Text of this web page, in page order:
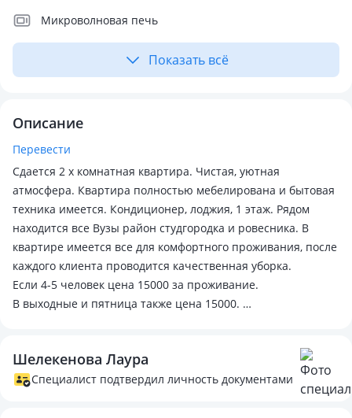
Микроволновая печь
Показать всё
Описание
Перевести
Сдается 2 х комнатная квартира. Чистая, уютная
атмосфера. Квартира полностью мебелирована и бытовая
техника имеется. Кондиционер, лоджия, 1 этаж. Рядом
находится все Вузы район студгородка и ровесника. В
квартире имеется все для комфортного проживания, после
каждого клиента проводится качественная уборка.
Если 4-5 человек цена 15000 за проживание.
В выходные и пятница также цена 15000.
Шелекенова Лаура
Специалист подтвердил личность документами